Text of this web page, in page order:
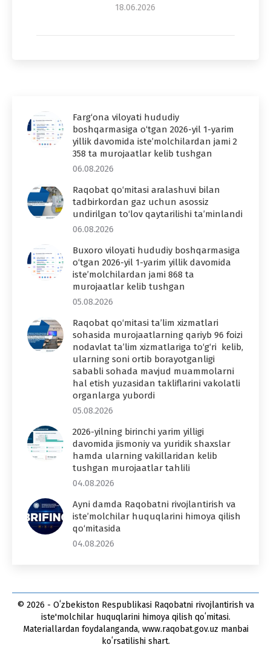
18.06.2026
Farg‘ona viloyati hududiy
boshqarmasiga o‘tgan 2026-yil 1-yarim
yillik davomida iste’molchilardan jami 2
358 ta murojaatlar kelib tushgan
06.08.2026
Raqobat qo‘mitasi aralashuvi bilan
tadbirkordan gaz uchun asossiz
undirilgan to‘lov qaytarilishi ta’minlandi
06.08.2026
Buxoro viloyati hududiy boshqarmasiga
o‘tgan 2026-yil 1-yarim yillik davomida
iste’molchilardan jami 868 ta
murojaatlar kelib tushgan
05.08.2026
Raqobat qo‘mitasi ta’lim xizmatlari
sohasida murojaatlarning qariyb 96 foizi
nodavlat ta’lim xizmatlariga to‘g‘ri kelib,
ularning soni ortib borayotganligi
sababli sohada mavjud muammolarni
hal etish yuzasidan takliflarini vakolatli
organlarga yubordi
05.08.2026
2026-yilning birinchi yarim yilligi
davomida jismoniy va yuridik shaxslar
hamda ularning vakillaridan kelib
tushgan murojaatlar tahlili
04.08.2026
Ayni damda Raqobatni rivojlantirish va
iste’molchilar huquqlarini himoya qilish
qo‘mitasida
04.08.2026
© 2026 - Oʻzbekiston Respublikasi Raqobatni rivojlantirish va
iste'molchilar huquqlarini himoya qilish qoʻmitasi.
Materiallardan foydalanganda, www.raqobat.gov.uz manbai
koʻrsatilishi shart.